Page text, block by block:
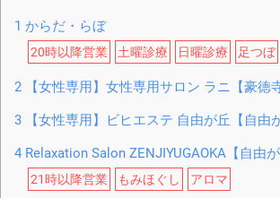
1 からだ・らぼ
20時以降営業 土曜診療 日曜診療 足つぼ
2【女性専用】女性専用サロン ラニ【豪徳寺
3【女性専用】ビヒエステ 自由が丘【自由
4Relaxation Salon ZENJIYUGAOKA【自由が
21時以降営業 もみほぐし アロマ